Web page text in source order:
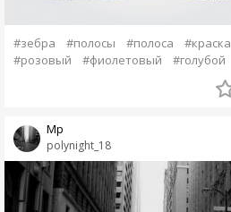
#зебра #полосы #полоса
#краска
#розовый
#фиолетовый #голубой
polynight_18
Мр